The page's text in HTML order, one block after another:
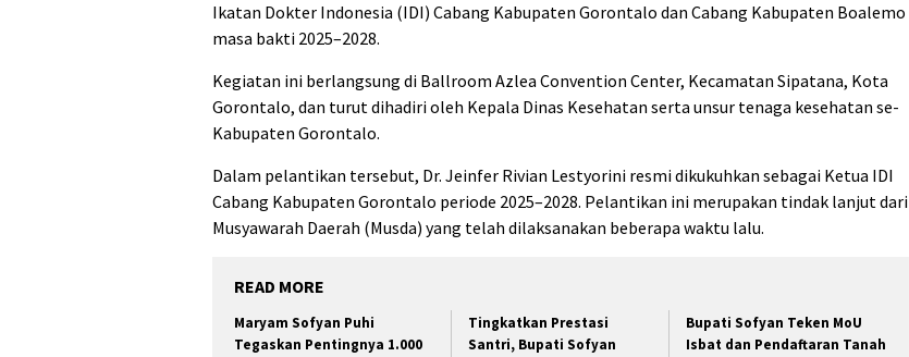
Ikatan Dokter Indonesia (IDI) Cabang Kabupaten Gorontalo dan Cabang Kabupaten Boalemo
masa bakti 2025–2028.
Kegiatan ini berlangsung di Ballroom Azlea Convention Center, Kecamatan Sipatana, Kota
Gorontalo, dan turut dihadiri oleh Kepala Dinas Kesehatan serta unsur tenaga kesehatan se-
Kabupaten Gorontalo.
Dalam pelantikan tersebut, Dr. Jeinfer Rivian Lestyorini resmi dikukuhkan sebagai Ketua IDI
Cabang Kabupaten Gorontalo periode 2025–2028. Pelantikan ini merupakan tindak lanjut dari
Musyawarah Daerah (Musda) yang telah dilaksanakan beberapa waktu lalu.
READ MORE
Maryam Sofyan Puhi
Tegaskan Pentingnya 1.000
Tingkatkan Prestasi
Santri, Bupati Sofyan
Bupati Sofyan Teken MoU
Isbat dan Pendaftaran Tanah